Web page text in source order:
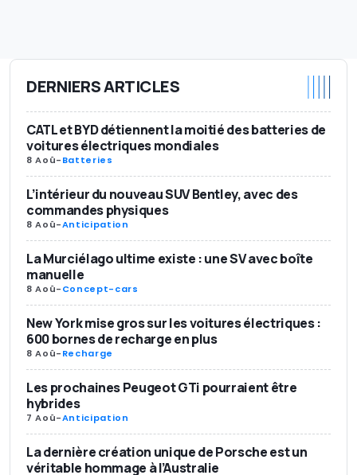
DERNIERS ARTICLES
CATL et BYD détiennent la moitié des batteries de
voitures électriques mondiales
8 Aoû-Batteries
L’intérieur du nouveau SUV Bentley, avec des
commandes physiques
8 Aoû-Anticipation
La Murciélago ultime existe : une SV avec boîte
manuelle
8 Aoû-Concept-cars
New York mise gros sur les voitures électriques :
600 bornes de recharge en plus
8 Aoû-Recharge
Les prochaines Peugeot GTi pourraient être
hybrides
7 Aoû-Anticipation
La dernière création unique de Porsche est un
véritable hommage à l’Australie